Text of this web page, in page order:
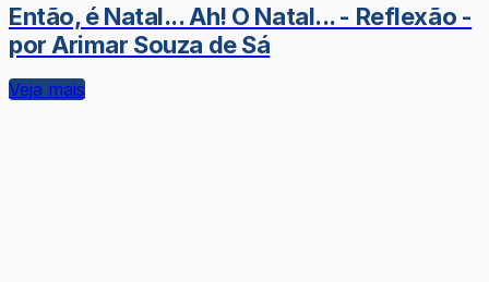
Então, é Natal... Ah! O Natal... - Reflexão -
por Arimar Souza de Sá
Veja mais